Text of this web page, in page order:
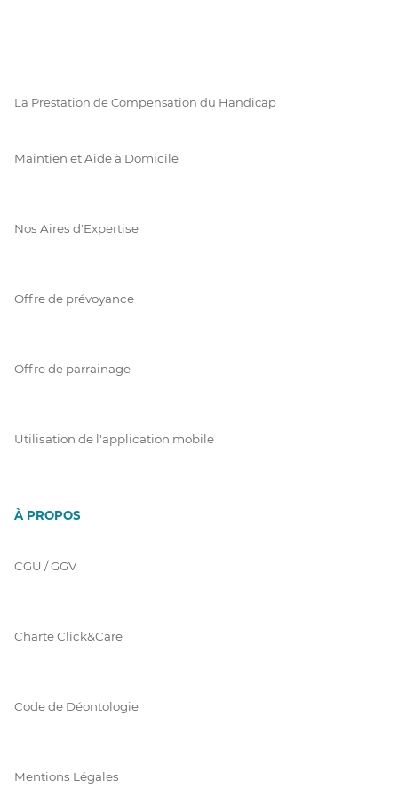
La Prestation de Compensation du Handicap
Maintien et Aide à Domicile
Nos Aires d'Expertise
Offre de prévoyance
Offre de parrainage
Utilisation de l'application mobile
À PROPOS
CGU / GGV
Charte Click&Care
Code de Déontologie
Mentions Légales